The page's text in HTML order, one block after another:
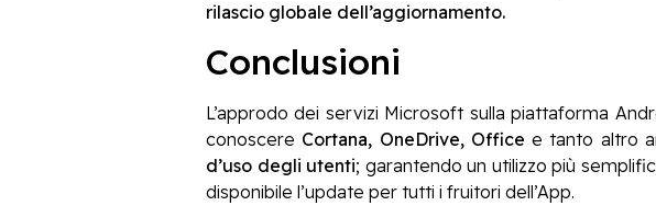
rilascio globale dell’aggiornamento.
Conclusioni
L’approdo dei servizi Microsoft sulla piattaforma
conoscere Cortana, OneDrive, Office e tanto altro
d’uso degli utenti; garantendo un utilizzo più
disponibile l’update per tutti i fruitori dell’App.